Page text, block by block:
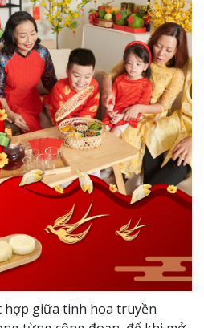
hợp giữa tinh hoa truyền